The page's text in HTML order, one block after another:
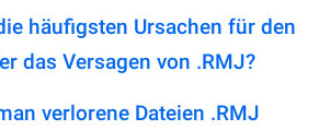
häufigsten Ursachen für den
das Versagen von .RMJ?
verlorene Dateien .RMJ